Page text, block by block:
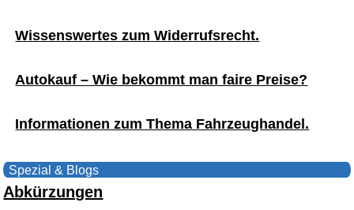
Wissenswertes zum Widerrufsrecht.
Autokauf – Wie bekommt man faire Preise?
Informationen zum Thema Fahrzeughandel.
Spezial & Blogs
Abkürzungen